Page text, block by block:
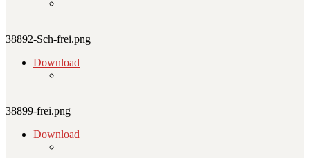
38892-Sch-frei.png
Download
38899-frei.png
Download